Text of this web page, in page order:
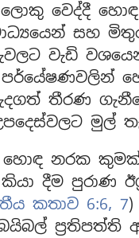
වෙද්දී හොඳ
සහ
වැඩි
තීරණ
මුල්
හොඳ නරක
දීම පුරාණ
කතාව 6:6, 7
ප්‍රතිපත්ති